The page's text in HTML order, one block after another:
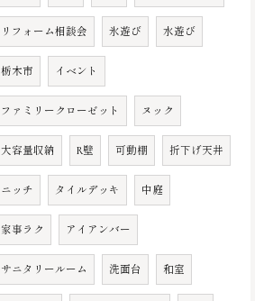
リフォーム相談会 氷遊び 水遊び
栃木市 イベント
ファミリークローゼット ヌック
大容量収納 R壁 可動棚 折下げ天井
ニッチ タイルデッキ 中庭
家事ラク アイアンバー
サニタリールーム 洗面台 和室